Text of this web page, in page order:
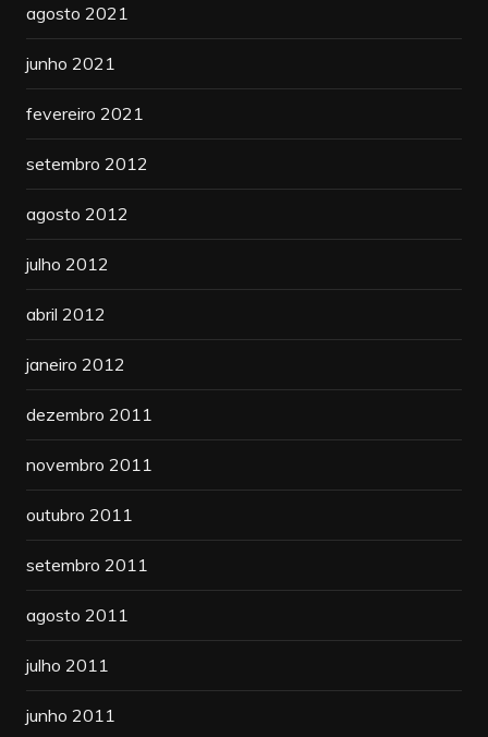
agosto 2021
junho 2021
fevereiro 2021
setembro 2012
agosto 2012
julho 2012
abril 2012
janeiro 2012
dezembro 2011
novembro 2011
outubro 2011
setembro 2011
agosto 2011
julho 2011
junho 2011